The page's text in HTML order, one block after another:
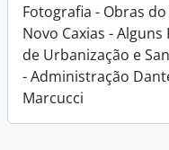
Fotografia - Obras
Novo Caxias - Alguns
de Urbanização e
- Administração
Marcucci